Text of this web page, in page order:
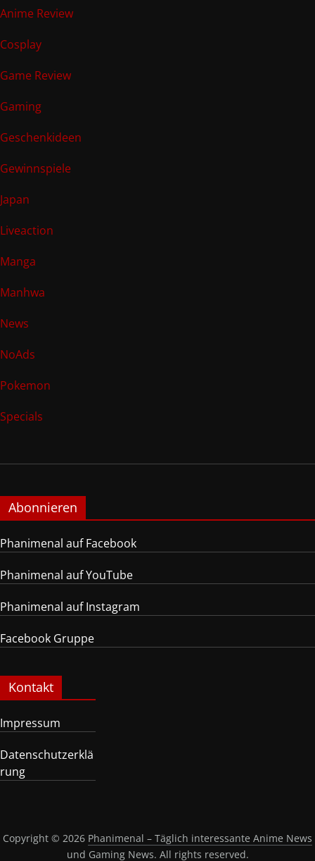
Anime Review
Cosplay
Game Review
Gaming
Geschenkideen
Gewinnspiele
Japan
Liveaction
Manga
Manhwa
News
NoAds
Pokemon
Specials
Abonnieren
Phanimenal auf Facebook
Phanimenal auf YouTube
Phanimenal auf Instagram
Facebook Gruppe
Kontakt
Impressum
Datenschutzerklä
rung
Copyright © 2026 Phanimenal – Täglich interessante Anime News
und Gaming News. All rights reserved.